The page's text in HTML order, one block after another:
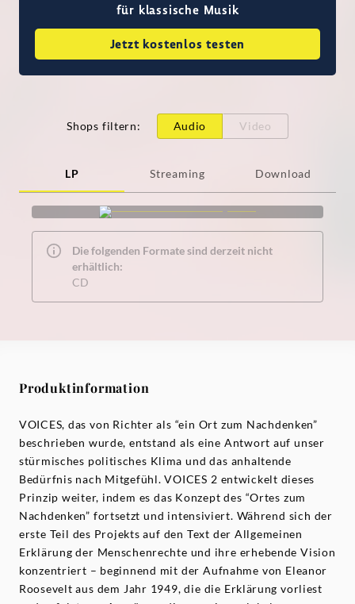
für klassische Musik
Jetzt kostenlos testen
Shops filtern: Audio Video
LP Streaming Download
Die folgenden Formate sind derzeit nicht
erhältlich:
CD
Produktinformation
VOICES, das von Richter als “ein Ort zum Nachdenken”
beschrieben wurde, entstand als eine Antwort auf unser
stürmisches politisches Klima und das anhaltende
Bedürfnis nach Mitgefühl. VOICES 2 entwickelt dieses
Prinzip weiter, indem es das Konzept des “Ortes zum
Nachdenken” fortsetzt und intensiviert. Während sich der
erste Teil des Projekts auf den Text der Allgemeinen
Erklärung der Menschenrechte und ihre erhebende Vision
konzentriert – beginnend mit der Aufnahme von Eleanor
Roosevelt aus dem Jahr 1949, die die Erklärung vorliest